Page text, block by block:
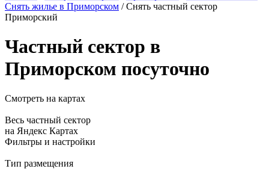
Снять жилье в Приморском / Снять частный сектор
Приморский
Частный сектор в
Приморском посуточно
Смотреть на картах
Весь частный сектор
на Яндекс Картах
Фильтры и настройки
Тип размещения